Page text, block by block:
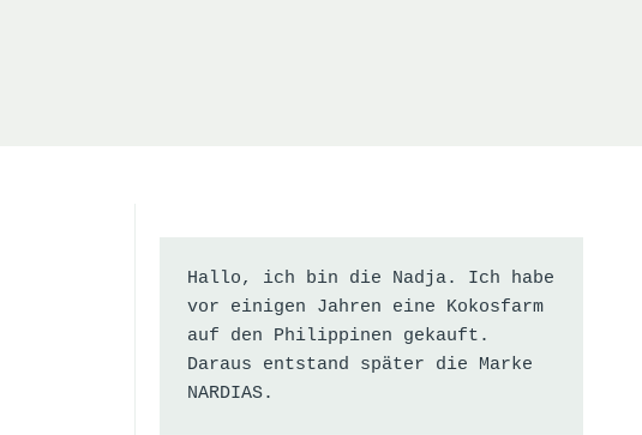
Hallo, ich bin die Nadja. Ich habe
vor einigen Jahren eine Kokosfarm
auf den Philippinen gekauft.
Daraus entstand später die Marke
NARDIAS.